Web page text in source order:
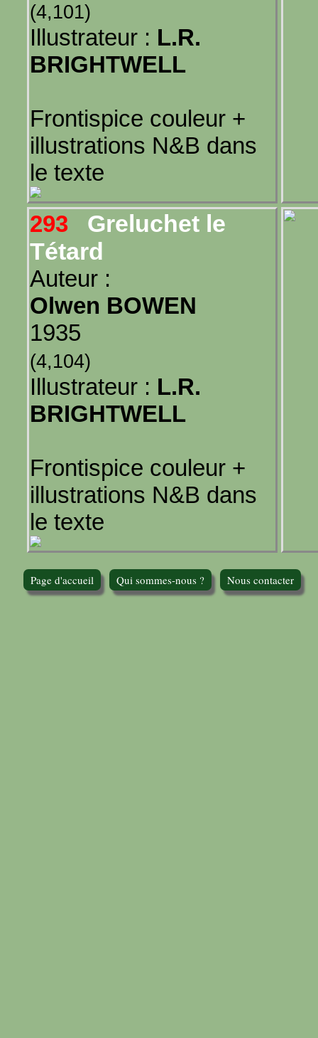
(4,101)
Illustrateur : L.R.
BRIGHTWELL
Frontispice couleur +
illustrations N&B dans
le texte
293
Greluchet le
Tétard
Auteur :
Olwen BOWEN
1935
(4,104)
Illustrateur : L.R.
BRIGHTWELL
Frontispice couleur +
illustrations N&B dans
le texte
Page d'accueil Qui sommes-nous ? Nous contacter